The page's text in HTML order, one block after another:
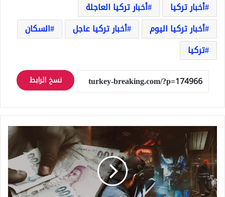
أخبار تركيا
أخبار تركيا العاجلة
أخبار تركيا اليوم
أخبار تركيا عاجل
السكان
تركيا
نسخ الرابط
زيادة
"عاجلة"
على
الحد
الأدنى
للأجور
في